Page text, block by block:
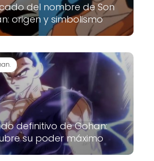
del nombre de Son
origen y simbolismo
definitivo de Gohan:
su poder máximo